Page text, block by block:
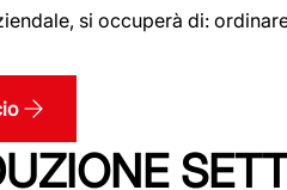
si occuperà di: